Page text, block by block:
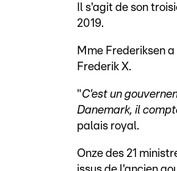
Il s'agit de son
2019.
Mme Frederiksen
Frederik X.
"C'est un
Danemark, il
palais royal.
Onze des 21